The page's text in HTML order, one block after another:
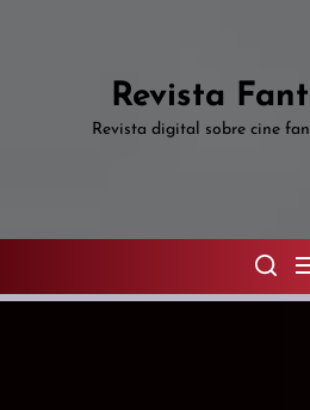
Revista
Revista digital sobre cine